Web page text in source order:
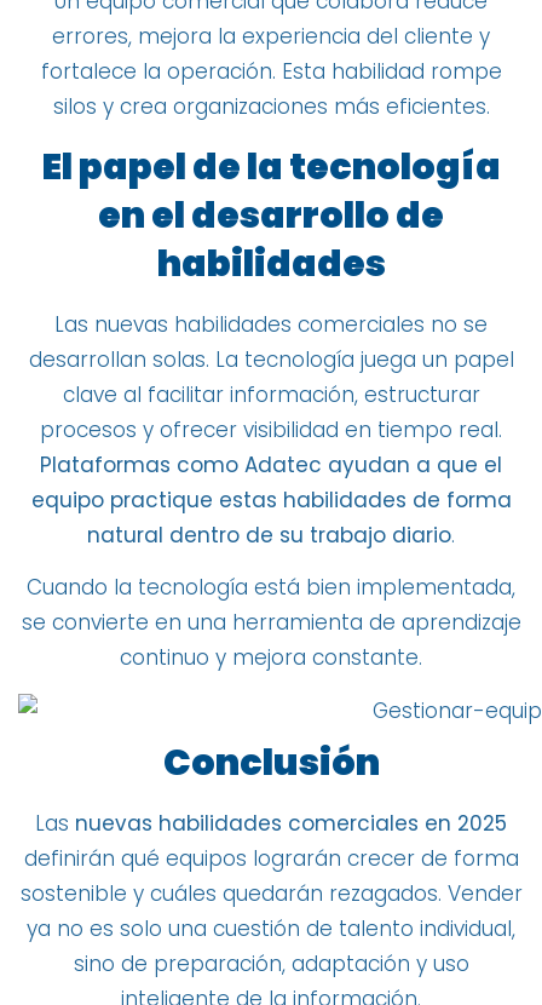
errores, mejora la experiencia del cliente y
fortalece la operación. Esta habilidad rompe
silos y crea organizaciones más eficientes.
El papel de la tecnología
en el desarrollo de
habilidades
Las nuevas habilidades comerciales no se
desarrollan solas. La tecnología juega un papel
clave al facilitar información, estructurar
procesos y ofrecer visibilidad en tiempo real.
Plataformas como Adatec ayudan a que el
equipo practique estas habilidades de forma
natural dentro de su trabajo diario.
Cuando la tecnología está bien implementada,
se convierte en una herramienta de aprendizaje
continuo y mejora constante.
Conclusión
Las nuevas habilidades comerciales en 2025
definirán qué equipos lograrán crecer de forma
sostenible y cuáles quedarán rezagados. Vender
ya no es solo una cuestión de talento individual,
sino de preparación, adaptación y uso
inteligente de la información.